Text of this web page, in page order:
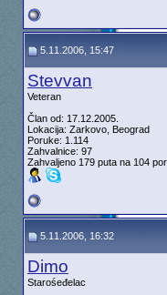
5.11.2006, 15:47
Stevvan
Veteran
Član od: 17.12.2005.
Lokacija: Zarkovo, Beograd
Poruke: 1.114
Zahvalnice: 97
Zahvaljeno 179 puta na 104
5.11.2006, 16:32
Dimo
Starośeđelac